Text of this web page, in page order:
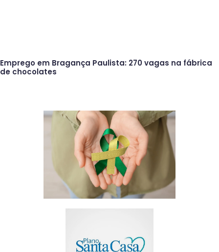
Emprego em Bragança Paulista: 270 vagas na fábrica
de chocolates